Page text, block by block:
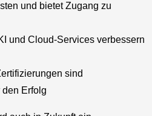
und bietet Zugang zu
und Cloud-Services verbessern
sind
Erfolg